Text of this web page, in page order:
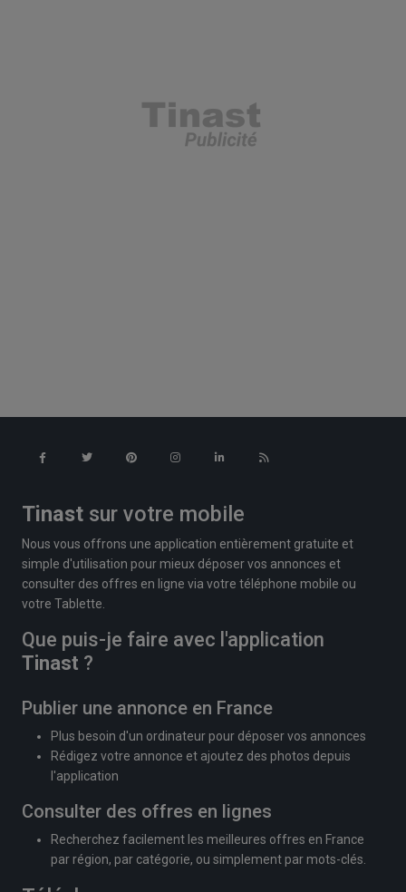
Tinast sur votre mobile
Nous vous offrons une application entièrement gratuite et
simple d'utilisation pour mieux déposer vos annonces et
consulter des offres en ligne via votre téléphone mobile ou
votre Tablette.
Que puis-je faire avec l'application
Tinast ?
Publier une annonce en France
Plus besoin d'un ordinateur pour déposer vos annonces
Rédigez votre annonce et ajoutez des photos depuis
l'application
Consulter des offres en lignes
Recherchez facilement les meilleures offres en France
par région, par catégorie, ou simplement par mots-clés.